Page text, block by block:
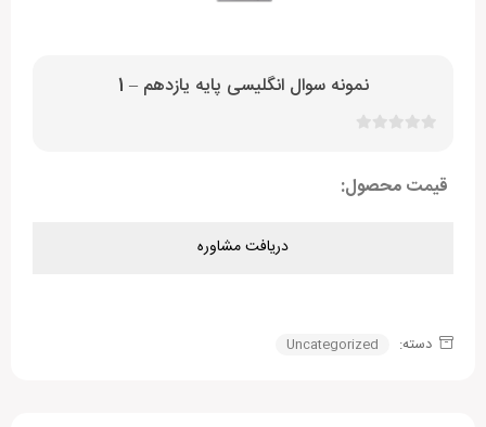
نمونه سوال انگلیسی پایه یازدهم – 1
قیمت محصول:
دریافت مشاوره
دسته: Uncategorized